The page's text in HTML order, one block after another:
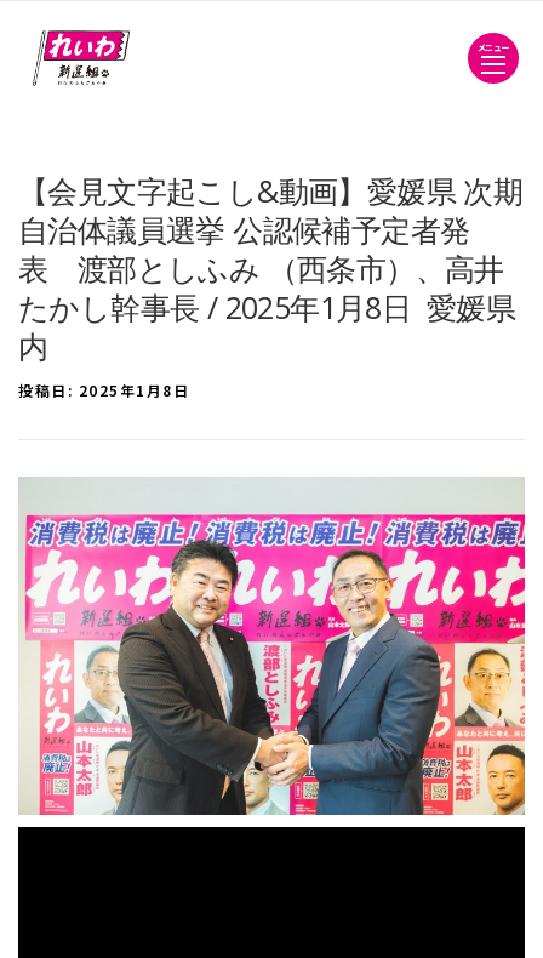
メニュー
【会見文字起こし&動画】愛媛県 次期
自治体議員選挙 公認候補予定者発
表 渡部としふみ （西条市）、高井
たかし幹事長 / 2025年1月8日 愛媛県
内
投稿日: 2025年1月8日